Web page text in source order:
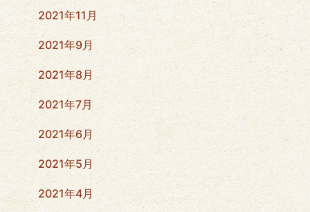
2021年11月
2021年9月
2021年8月
2021年7月
2021年6月
2021年5月
2021年4月